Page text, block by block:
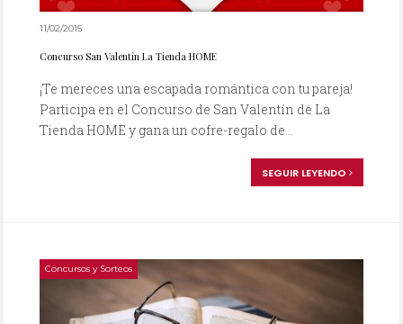
11/02/2015
Concurso San Valentín La Tienda HOME
¡Te mereces una escapada romántica con tu pareja!
Participa en el Concurso de San Valentín de La
Tienda HOME y gana un cofre-regalo de...
SEGUIR LEYENDO
Concursos y Sorteos